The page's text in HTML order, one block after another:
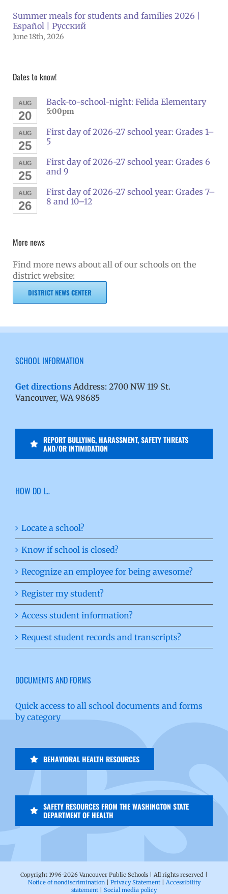
Summer meals for students and families 2026 |
Español | Русский
June 18th, 2026
Dates to know!
AUG
20
Back-to-school-night: Felida Elementary
5:00pm
AUG
25
First day of 2026-27 school year: Grades 1–
5
AUG
25
First day of 2026-27 school year: Grades 6
and 9
AUG
26
First day of 2026-27 school year: Grades 7–
8 and 10–12
More news
Find more news about all of our schools on the
district website:
DISTRICT NEWS CENTER
SCHOOL INFORMATION
Get directions Address: 2700 NW 119 St.
Vancouver, WA 98685
REPORT BULLYING, HARASSMENT, SAFETY THREATS
AND/OR INTIMIDATION
HOW DO I…
Locate a school?
Know if school is closed?
Recognize an employee for being awesome?
Register my student?
Access student information?
Request student records and transcripts?
DOCUMENTS AND FORMS
Quick access to all school documents and forms
by category
BEHAVIORAL HEALTH RESOURCES
SAFETY RESOURCES FROM THE WASHINGTON STATE
DEPARTMENT OF HEALTH
Copyright 1996-2026 Vancouver Public Schools | All rights reserved |
Notice of nondiscrimination| Privacy Statement| Accessibility
statement
Social media policy